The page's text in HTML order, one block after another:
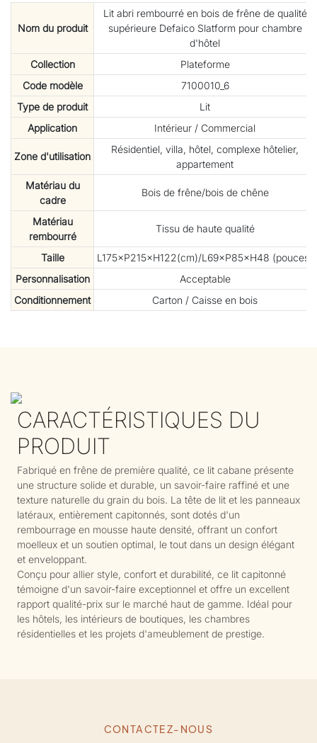
Nom du produit
Lit abri rembourré en bois de frêne de qualité
supérieure Defaico Slatform pour chambre
d'hôtel
Collection
Plateforme
Code modèle
7100010_6
Type de produit
Lit
Application
Intérieur / Commercial
Zone d'utilisation
Résidentiel, villa, hôtel, complexe hôtelier,
appartement
Matériau du
cadre
Bois de frêne/bois de chêne
Matériau
rembourré
Tissu de haute qualité
Taille
L175×P215×H122(cm)/L69×P85×H48 (pouces)
Personnalisation
Acceptable
Conditionnement
Carton / Caisse en bois
CARACTÉRISTIQUES DU
PRODUIT
Fabriqué en frêne de première qualité, ce lit cabane présente
une structure solide et durable, un savoir-faire raffiné et une
texture naturelle du grain du bois. La tête de lit et les panneaux
latéraux, entièrement capitonnés, sont dotés d'un
rembourrage en mousse haute densité, offrant un confort
moelleux et un soutien optimal, le tout dans un design élégant
et enveloppant.
Conçu pour allier style, confort et durabilité, ce lit capitonné
témoigne d'un savoir-faire exceptionnel et offre un excellent
rapport qualité-prix sur le marché haut de gamme. Idéal pour
les hôtels, les intérieurs de boutiques, les chambres
résidentielles et les projets d'ameublement de prestige.
CONTACTEZ-NOUS